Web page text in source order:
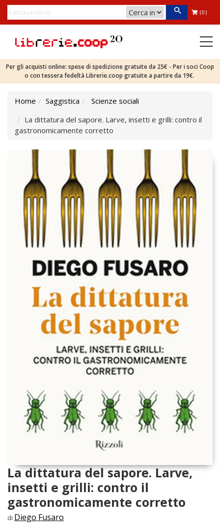
(0)
Per gli acquisti online: spese di spedizione gratuite da 25€ - Per i soci Coop
o con tessera fedeltà Librerie.coop gratuite a partire da 19€.
Home Saggistica
Scienze sociali
La dittatura del sapore. Larve, insetti e grilli: contro il
gastronomicamente corretto
La dittatura del sapore. Larve,
insetti e grilli: contro il
gastronomicamente corretto
di Diego Fusaro